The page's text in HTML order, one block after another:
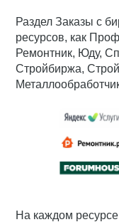
Раздел Заказы с
ресурсов, как
Ремонтник, Юду,
Стройбиржа,
На каждом